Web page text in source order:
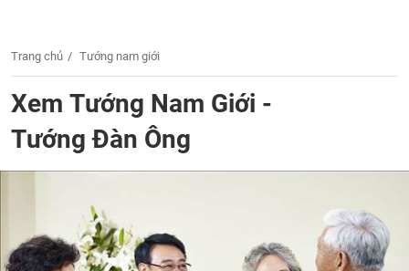
Trang chủ Tướng nam giới
Xem Tướng Nam Giới -
Tướng Đàn Ông